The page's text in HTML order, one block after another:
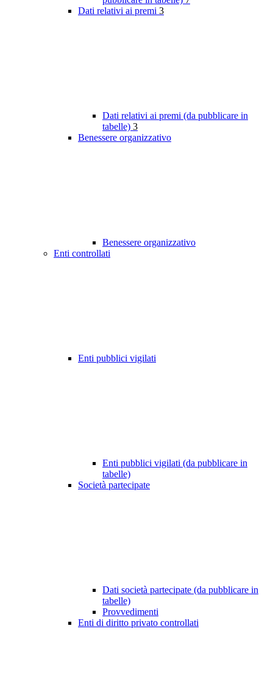
Dati relativi ai premi 3
Dati relativi ai premi (da pubblicare in
tabelle) 3
Benessere organizzativo
Benessere organizzativo
Enti controllati
Enti pubblici vigilati
Enti pubblici vigilati (da pubblicare in
tabelle)
Società partecipate
Dati società partecipate (da pubblicare in
tabelle)
Provvedimenti
Enti di diritto privato controllati